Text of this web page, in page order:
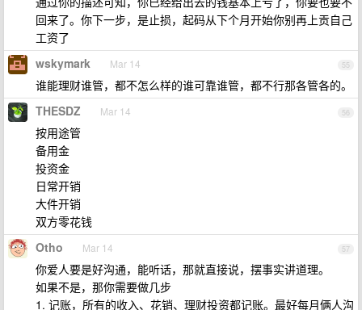
回来了。你下一步，是止损，起码从下个月开始你别再上贡自己
工资了
55
wskymark Mar 14
谁能理财谁管，都不怎么样的谁可靠谁管，都不行那各管各的。
56
THESDZ Mar 14
按用途管
备用金
投资金
日常开销
大件开销
双方零花钱
57
Otho Mar 14
你爱人要是好沟通，能听话，那就直接说，摆事实讲道理。
如果不是，那你需要做几步
1. 记账，所有的收入、花销、理财投资都记账。最好每月俩人沟